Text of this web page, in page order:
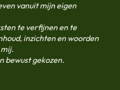
vanuit mijn eigen
te verfijnen en te
inzichten en woorden
bewust gekozen.